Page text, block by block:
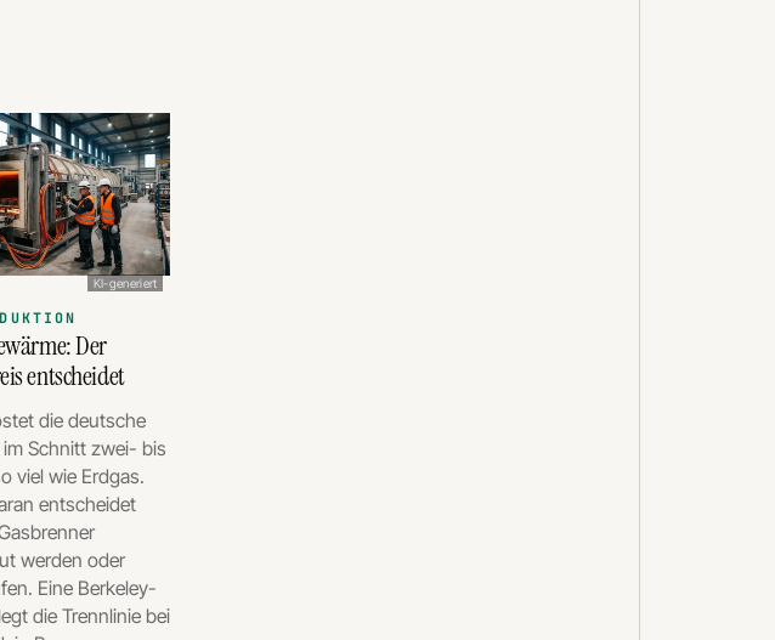
KI-generiert
Der
entscheidet
die deutsche
Schnitt zwei- bis
viel wie Erdgas.
entscheidet
werden oder
Eine Berkeley-
die Trennlinie bei